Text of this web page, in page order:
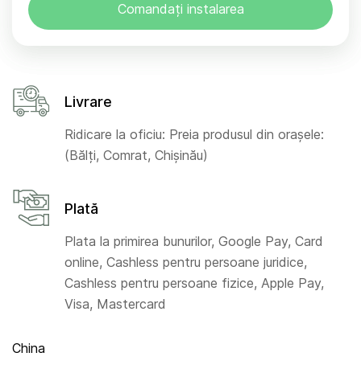
China
Comandați instalarea
Livrare
Ridicare la oficiu: Preia produsul din orașele:
(Bălți, Comrat, Chișinău)
Plată
Plata la primirea bunurilor, Google Pay, Card
online, Cashless pentru persoane juridice,
Cashless pentru persoane fizice, Apple Pay,
Visa, Mastercard